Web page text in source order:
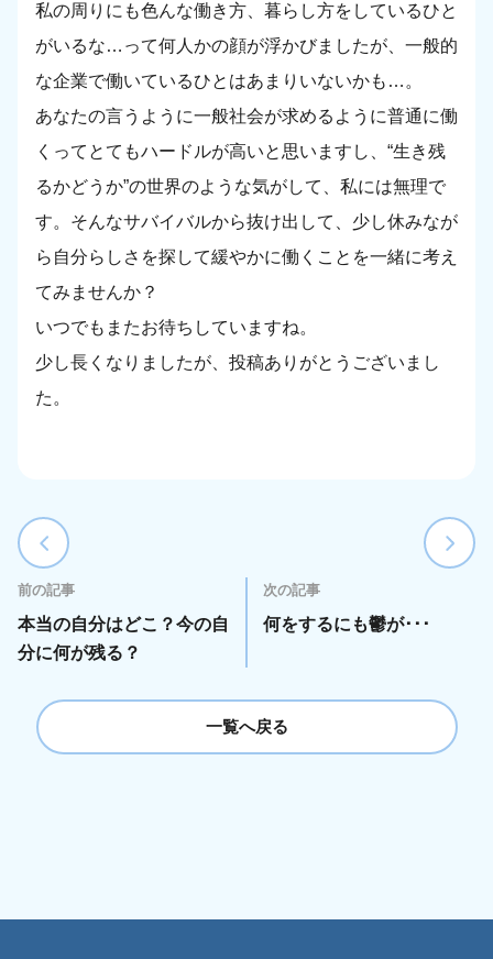
私の周りにも色んな働き方、暮らし方をしているひと
がいるな…って何人かの顔が浮かびましたが、一般的
な企業で働いているひとはあまりいないかも…。
あなたの言うように一般社会が求めるように普通に働
くってとてもハードルが高いと思いますし、“生き残
るかどうか”の世界のような気がして、私には無理で
す。そんなサバイバルから抜け出して、少し休みなが
ら自分らしさを探して緩やかに働くことを一緒に考え
てみませんか？
いつでもまたお待ちしていますね。
少し長くなりましたが、投稿ありがとうございまし
た。
前の記事
本当の自分はどこ？今の自
分に何が残る？
次の記事
何をするにも鬱が･･･
一覧へ戻る